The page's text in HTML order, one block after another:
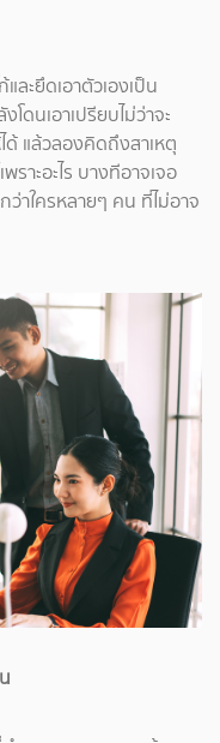
ละยึดเอาตัวเองเป็น
ดนเอาเปรียบไม่ว่าจะ
ด้ แล้วลองคิดถึงสาเหตุ
ราะอะไร บางทีอาจเจอ
าใครหลายๆ คน ที่ไม่อาจ